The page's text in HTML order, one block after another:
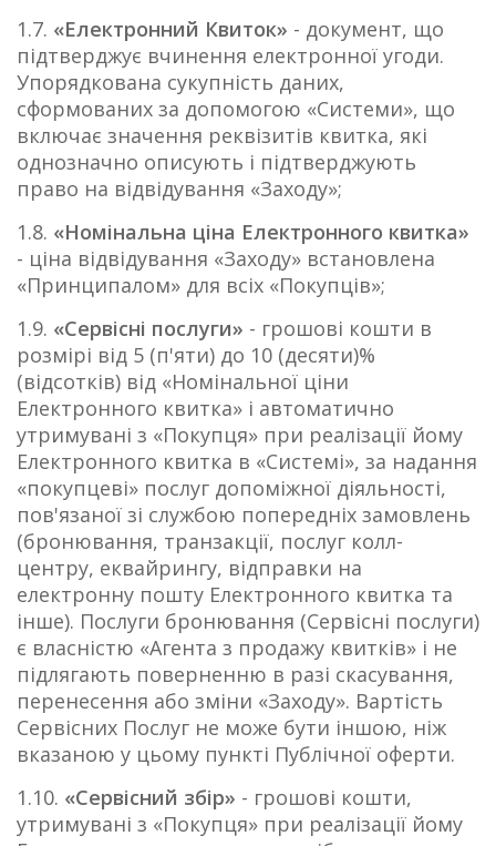
1.7. «Електронний Квиток» - документ, що
підтверджує вчинення електронної угоди.
Упорядкована сукупність даних,
сформованих за допомогою «Системи», що
включає значення реквізитів квитка, які
однозначно описують і підтверджують
право на відвідування «Заходу»;
1.8. «Номінальна ціна Електронного квитка»
- ціна відвідування «Заходу» встановлена
«Принципалом» для всіх «Покупців»;
1.9. «Сервісні послуги» - грошові кошти в
розмірі від 5 (п'яти) до 10 (десяти)%
(відсотків) від «Номінальної ціни
Електронного квитка» і автоматично
утримувані з «Покупця» при реалізації йому
Електронного квитка в «Системі», за надання
«покупцеві» послуг допоміжної діяльності,
пов'язаної зі службою попередніх замовлень
(бронювання, транзакції, послуг колл-
центру, еквайрингу, відправки на
електронну пошту Електронного квитка та
інше). Послуги бронювання (Сервісні послуги)
є власністю «Агента з продажу квитків» і не
підлягають поверненню в разі скасування,
перенесення або зміни «Заходу». Вартість
Сервісних Послуг не може бути іншою, ніж
вказаною у цьому пункті Публічної оферти.
1.10. «Сервісний збір» - грошові кошти,
утримувані з «Покупця» при реалізації йому